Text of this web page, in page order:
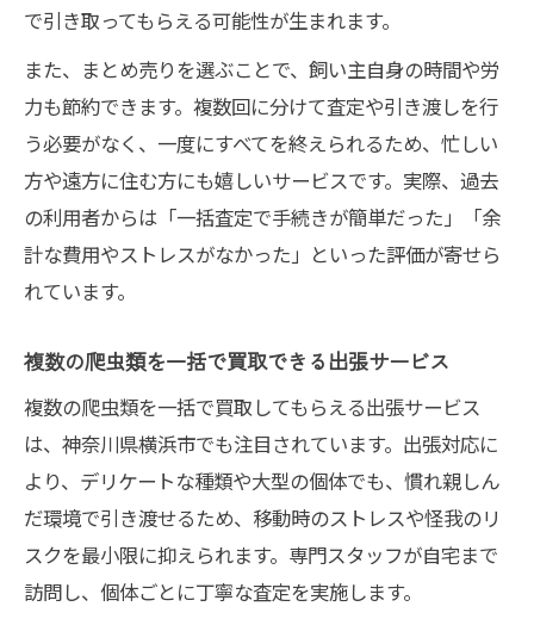
で引き取ってもらえる可能性が生まれます。
また、まとめ売りを選ぶことで、飼い主自身の時間や労
力も節約できます。複数回に分けて査定や引き渡しを行
う必要がなく、一度にすべてを終えられるため、忙しい
方や遠方に住む方にも嬉しいサービスです。実際、過去
の利用者からは「一括査定で手続きが簡単だった」「余
計な費用やストレスがなかった」といった評価が寄せら
れています。
複数の爬虫類を一括で買取できる出張サービス
複数の爬虫類を一括で買取してもらえる出張サービス
は、神奈川県横浜市でも注目されています。出張対応に
より、デリケートな種類や大型の個体でも、慣れ親しん
だ環境で引き渡せるため、移動時のストレスや怪我のリ
スクを最小限に抑えられます。専門スタッフが自宅まで
訪問し、個体ごとに丁寧な査定を実施します。